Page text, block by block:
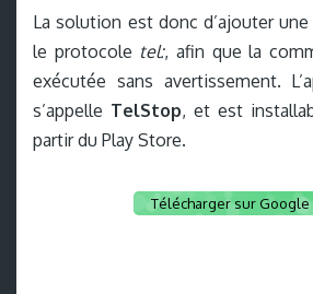
La solution est donc d’ajouter
le protocole tel:, afin que la
exécutée sans avertissement.
s’appelle TelStop, et est
partir du Play Store.
Télécharger sur Google